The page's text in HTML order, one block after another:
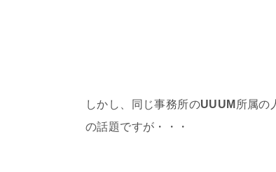
しかし、同じ事務所のUUUM 所属の
の話題ですが・・・